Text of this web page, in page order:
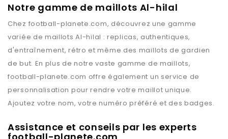
Notre gamme de maillots Al-hilal
Chez football-planete.com, découvrez une gamme
variée de maillotsAl-hilal : replicas, authentiques,
d'entraînement, rétro et même des maillots de gardien
de but. En plus de notre vaste gamme de maillots,
football-planete.com offre également un service de
personnalisation pour rendre votre maillot unique.
Ajoutez votre nom, votre numéro préféré et des badges.
Assistance et conseils par les experts
football-planete.com